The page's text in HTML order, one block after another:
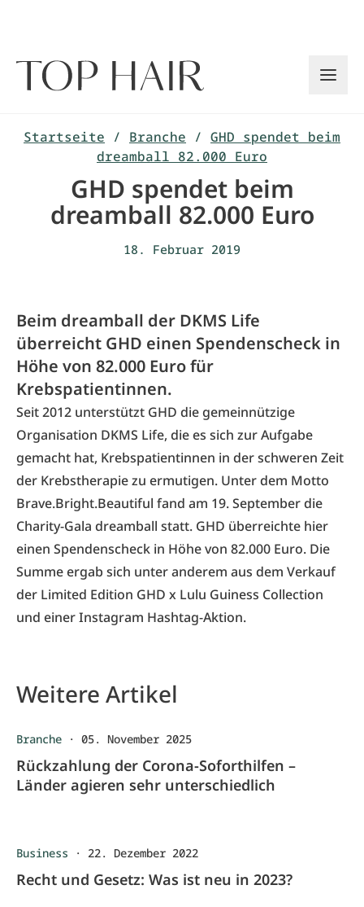
Startseite / Branche / GHD spendet beim
dreamball 82.000 Euro
GHD spendet beim
dreamball 82.000 Euro
18. Februar 2019
Beim dreamball der DKMS Life
überreicht GHD einen Spendenscheck in
Höhe von 82.000 Euro für
Krebspatientinnen.
Seit 2012 unterstützt GHD die gemeinnützige
Organisation DKMS Life, die es sich zur Aufgabe
gemacht hat, Krebspatientinnen in der schweren Zeit
der Krebstherapie zu ermutigen. Unter dem Motto
Brave.Bright.Beautiful fand am 19. September die
Charity-Gala dreamball statt. GHD überreichte hier
einen Spendenscheck in Höhe von 82.000 Euro. Die
Summe ergab sich unter anderem aus dem Verkauf
der Limited Edition GHD x Lulu Guiness Collection
und einer Instagram Hashtag-Aktion.
Weitere Artikel
Branche · 05. November 2025
Rückzahlung der Corona-Soforthilfen –
Länder agieren sehr unterschiedlich
Business · 22. Dezember 2022
Recht und Gesetz: Was ist neu in 2023?